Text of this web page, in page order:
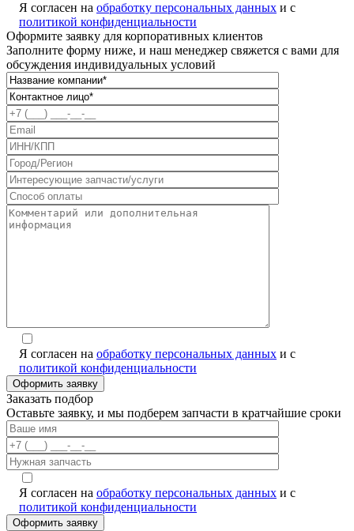
Я согласен на обработку персональных данных и с
политикой конфиденциальности
Оформите заявку для корпоративных клиентов
Заполните форму ниже, и наш менеджер свяжется с вами для
обсуждения индивидуальных условий
Я согласен на обработку персональных данных и с
политикой конфиденциальности
Заказать подбор
Оставьте заявку, и мы подберем запчасти в кратчайшие сроки
Я согласен на обработку персональных данных и с
политикой конфиденциальности